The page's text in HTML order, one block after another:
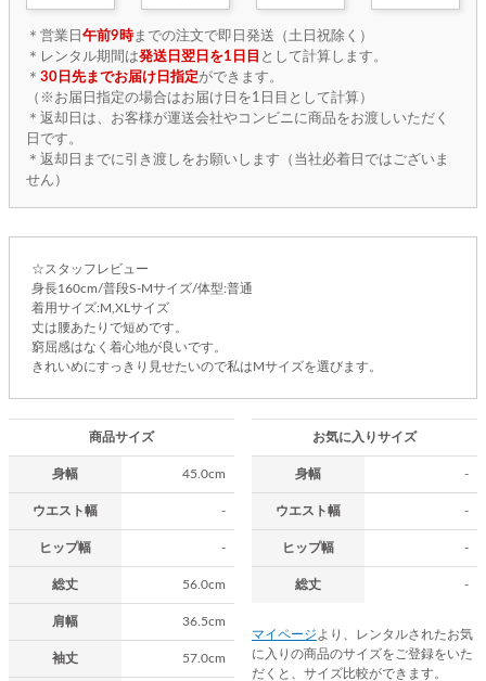
＊営業日 午前9時までの注文で即日発送（土日祝除く）
＊レンタル期間は発送日翌日を1日目 として計算します。
＊ 30日先までお届け日指定ができます。
（※お届日指定の場合はお届け日を1日目として計算）
＊返却日は、お客様が運送会社やコンビニに商品をお渡しいただく
日です。
＊返却日までに引き渡しをお願いします（当社必着日ではございま
せん）
☆スタッフレビュー
身長160cm/普段S-Mサイズ/体型:普通
着用サイズ:M,XLサイズ
丈は腰あたりで短めです。
窮屈感はなく着心地が良いです。
きれいめにすっきり見せたいので私はMサイズを選びます。
商品サイズ
身幅 45.0cm
ウエスト幅 -
ヒップ幅 -
総丈 56.0cm
肩幅 36.5cm
袖丈 57.0cm
お気に入りサイズ
身幅 -
ウエスト幅 -
ヒップ幅 -
総丈 -
マイページ より、レンタルされたお気
に入りの商品のサイズをご登録をいた
だくと、サイズ比較ができます。